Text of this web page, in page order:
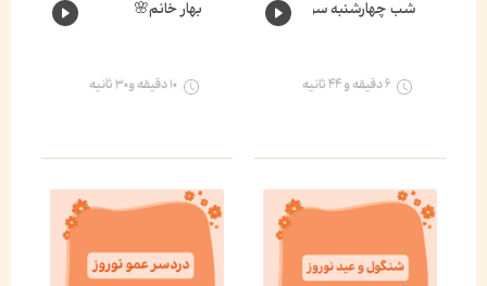
شب چهارشنبه سوری
۶ دقیقه و ۴۴ ثانیه
بهار خانم🌸
۱۰ دقیقه و۳۰ ثانیه